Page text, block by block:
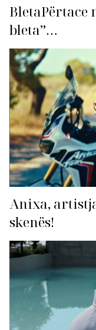
BletaPërtace
bleta”…
Anixa,
skenës!